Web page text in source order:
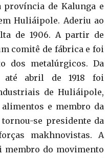
província de Kalunga e
Huliáipole. Aderiu ao
de 1906. A partir de
comitê de fábrica e foi
dos metalúrgicos. Da
até abril de 1918 foi
de Huliáipole,
e membro da
tornou-se presidente da
makhnovistas. A
membro do movimento